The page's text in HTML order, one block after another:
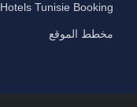
Hotels Tunisie Booking
مخطط الموقع